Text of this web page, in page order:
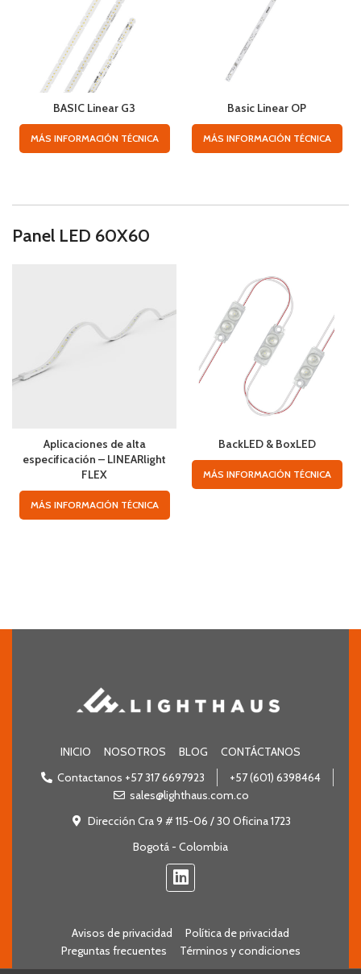
BASIC Linear G3
MÁS INFORMACIÓN TÉCNICA
Basic Linear OP
MÁS INFORMACIÓN TÉCNICA
Panel LED 60X60
Aplicaciones de alta
especificación – LINEARlight
FLEX
MÁS INFORMACIÓN TÉCNICA
BackLED & BoxLED
MÁS INFORMACIÓN TÉCNICA
INICIO NOSOTROS BLOG
CONTÁCTANOS
Contactanos +57 317 6697923
+57 (601) 6398464
sales@lighthaus.com.co
Dirección Cra 9 # 115-06 / 30 Oficina 1723
Bogotá - Colombia
Avisos de privacidad
Política de privacidad
Preguntas frecuentes
Términos y condiciones